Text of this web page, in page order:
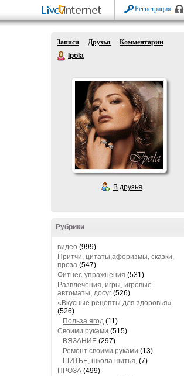
Регистрация
Записи Друзья
Комментарии
Ipola
В друзья
Рубрики
видео (999)
Притчи, цитаты,афоризмы, сказки,
проза (547)
Фитнес-упражнения (531)
Развлечения, игры, игровые
автоматы, досуг (526)
«Вкусные рецепты для здоровья»
(526)
Польза ягод (11)
Своими руками (515)
ВЯЗАНИЕ (297)
Ремонт своими руками (13)
ШИТЬЁ, школа шитья, (7)
ПРОЗА (499)